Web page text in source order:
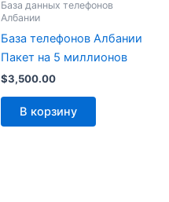
База данных телефонов
Албании
База телефонов Албании
Пакет на 5 миллионов
$3,500.00
В корзину